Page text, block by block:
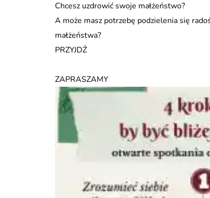
Chcesz uzdrowić swoje małżeństwo?
A może masz potrzebę podzielenia się
małżeństwa?
PRZYJDŹ
ZAPRASZAMY